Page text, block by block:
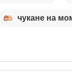
чукане на